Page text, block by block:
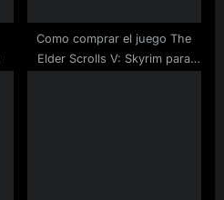
Como comprar el juego The
Elder Scrolls V: Skyrim para